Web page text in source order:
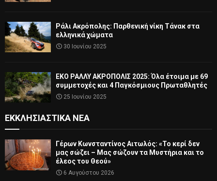
Ράλι Ακρόπολης: Παρθενική νίκη Τάνακ στα
ελληνικά χώματα
30 Ιουνίου 2025
ΕΚΟ ΡΑΛΛΥ ΑΚΡΟΠΟΛΙΣ 2025: Όλα έτοιμα με 69
συμμετοχές και 4 Παγκόσμιους Πρωταθλητές
25 Ιουνίου 2025
ΕΚΚΛΗΣΙΑΣΤΙΚΆ ΝΈΑ
Γέρων Κωνσταντίνος Αιτωλός: «Το κερί δεν
μας σώζει – Μας σώζουν τα Μυστήρια και το
έλεος του Θεού»
6 Αυγούστου 2026